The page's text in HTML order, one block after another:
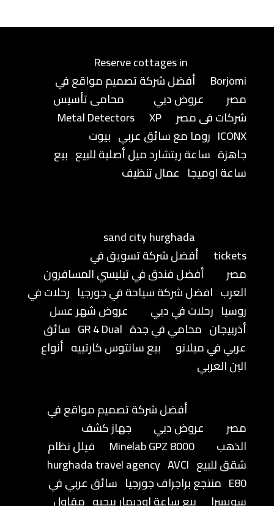
Reserve cottages in
Borjomi
أفضل شركة تصميم مواقع في
مصر
عروض دبي
محامى تأسيس
شركات فى مصر
Metal Detectors
XP
ICONX روما مع سائق عربي بيوت
جاهزة ساعة ريتشارد ميل أصلية للبيع بيع
ساعة اوميجا عمال تنظيف
sand city hurghada
tickets
أفضل شركة تسويق في
مصر
أفضل فندق في تبليسي المسافرون
العرب افضل شركة سياحة في جورجيا رحلات في
روسيا رحلات في دبي
عروض شهر عسل
أذربيجان محامي في جدة GR 4 Dual سائق
عربي في ميلانو
بيع سانتوس كارتييه أنواع
البن العربي
أفضل شركة تصميم مواقع في
مصر
عروض دبي
جهاز كشف
الذهب
Minelab GPZ 8000
فيلل نظام
شقق للبيع
hurghada travel agency AVCI
E80 منتجع براجراف جورجيا سائق عربي في
سويسرا
بيع ساعة اوديمار بيجيه مقاول